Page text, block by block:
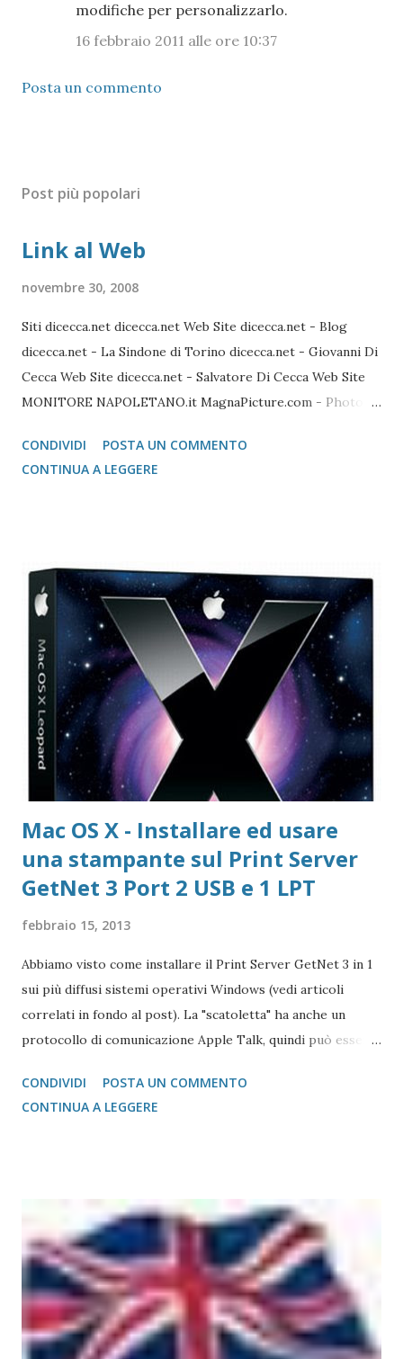
modifiche per personalizzarlo.
16 febbraio 2011 alle ore 10:37
Posta un commento
Post più popolari
Link al Web
novembre 30, 2008
Siti dicecca.net dicecca.net Web Site dicecca.net - Blog
dicecca.net - La Sindone di Torino dicecca.net - Giovanni Di
Cecca Web Site dicecca.net - Salvatore Di Cecca Web Site
MONITORE NAPOLETANO.it MagnaPicture.com - Photo
Mozilla FireFox / Thunderbird / FileZilla Portable FireFox
Download localizzati FireFox Portable - Pagina download
copia gratuita per 1 anno Adobe Reader Get Adobe Acrobat
e Adobe Reader Cartella tutte le versioni Adobe Reader da
scaricare offline Microsoft 365 Accedere ad area riservata
Microsoft 365 Scarica Office (365 o versione unica) dal Sito
Microsoft Windows 365 VideoLAN VLC Video Player Pagina
di Download di VLC Pix Resizer for Windows Pagina
dell'autore del progr...
CONDIVIDI
POSTA UN COMMENTO
CONTINUA A LEGGERE
Mac OS X - Installare ed usare
una stampante sul Print Server
GetNet 3 Port 2 USB e 1 LPT
febbraio 15, 2013
Abbiamo visto come installare il Print Server GetNet 3 in 1
sui più diffusi sistemi operativi Windows (vedi articoli
correlati in fondo al post). La "scatoletta" ha anche un
protocollo di comunicazione Apple Talk, quindi può essere
gestione post script integrata (quasi tutte le stampanti
salvo quelle del gruppo Ricoh che hanno bisogno di un
non è necessario scegliere tra moltissimi modelli, ma si
gestisce in modo più semplice. Purtroppo sul Mac non è
possibile (allo stato attuale) collegare print server di tipo
TP-Link, ovvero replicatori di porta USB su Lan, in quanto
non esiste un driver adatto. Detto questo, consideriamo la
stampante che vogliamo collegare al Mac. Il caso che
CONDIVIDI
POSTA UN COMMENTO
CONTINUA A LEGGERE